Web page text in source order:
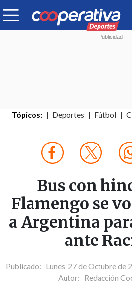
Tópicos: Deportes Fútbol
Bus con
Flamengo se
a Argentina
ante
Publicado: Lunes, 27 de Octubre de
Autor: Redacción